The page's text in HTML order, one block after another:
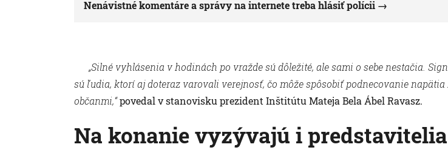
Nenávistné komentáre a správy na internete treba hlásiť polícii
„Silné vyhlásenia v hodinách po vražde sú dôležité, ale sami o sebe nestačia.
sú ľudia, ktorí aj doteraz varovali verejnosť, čo môže spôsobiť podnecovanie napätia
občanmi,“povedal v stanovisku prezident Inštitútu Mateja Bela Ábel Ravasz.
Na konanie vyzývajú i predstavitelia